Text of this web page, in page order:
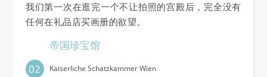
我们第一次在逛完一个不让拍照的宫殿后，完全没有
任何在礼品店买画册的欲望。
02
帝国珍宝馆
Kaiserliche Schatzkammer Wien